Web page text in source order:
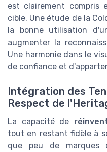
est clairement compris
cible. Une étude de la
la bonne utilisation
augmenter la
Une harmonie dans le
de confiance et
Intégration des
Respect de
La capacité de
tout en restant fidèle à
que peu de marques